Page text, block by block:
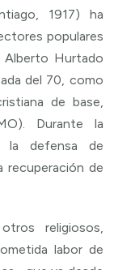
1917) ha
populares
Alberto Hurtado
del 70, como
de base,
Durante la
la defensa de
recuperación de
religiosos,
labor de